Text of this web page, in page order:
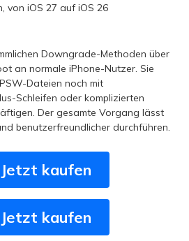
von iOS 27 auf iOS 26
Downgrade-Methoden über
an normale iPhone-Nutzer. Sie
Dateien noch mit
Schleifen oder komplizierten
Der gesamte Vorgang lässt
benutzerfreundlicher durchführen.
Jetzt kaufen
Jetzt kaufen